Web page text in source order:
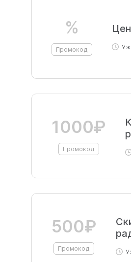
%
Промокод
1000₽
Промокод
500₽
Промокод